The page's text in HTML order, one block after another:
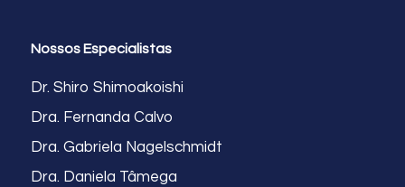
Nossos Especialistas
Dr. Shiro Shimoakoishi
Dra. Fernanda Calvo
Dra. Gabriela Nagelschmidt
Dra. Daniela Tâmega